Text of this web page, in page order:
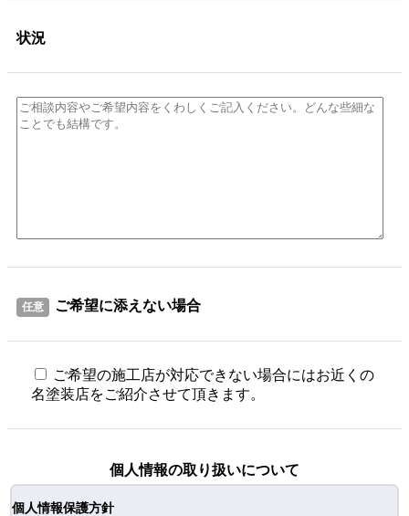
状況
任意 ご希望に添えない場合
ご希望の施工店が対応できない場合にはお近くの
名塗装店をご紹介させて頂きます。
個人情報の取り扱いについて
個人情報保護方針